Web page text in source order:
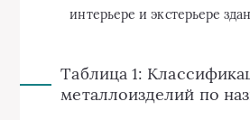
интерьере и экстерьере
Таблица 1:
металлоизделий по